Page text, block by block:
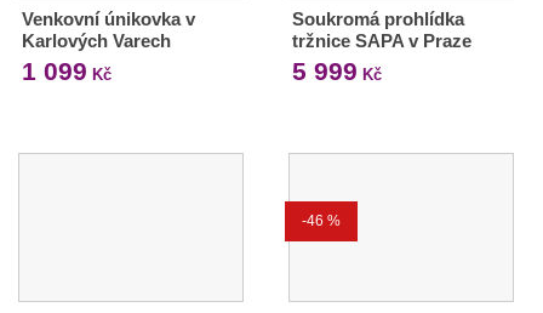
Venkovní únikovka v
Karlových Varech
1 099 Kč
Soukromá prohlídka
tržnice SAPA v Praze
5 999 Kč
-46 %